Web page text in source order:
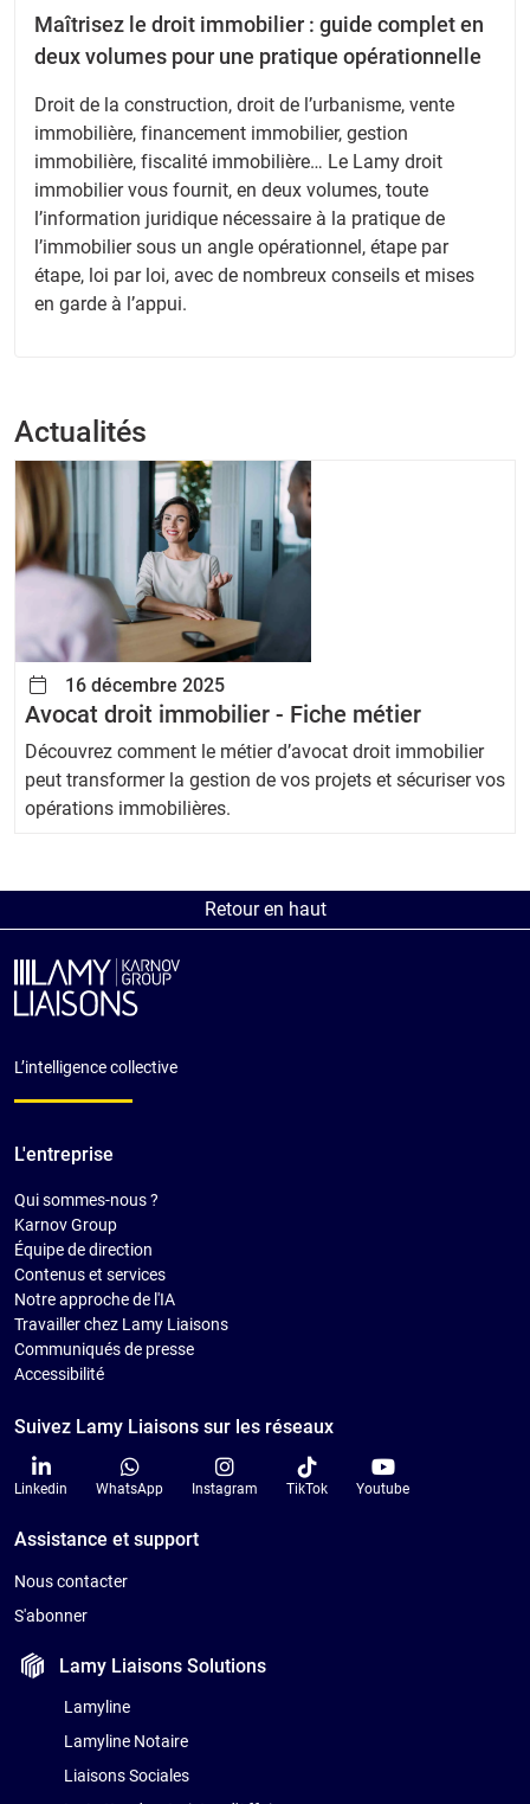
Maîtrisez le droit immobilier : guide complet en
deux volumes pour une pratique opérationnelle
Droit de la construction, droit de l’urbanisme, vente
immobilière, financement immobilier, gestion
immobilière, fiscalité immobilière… Le Lamy droit
immobilier vous fournit, en deux volumes, toute
l’information juridique nécessaire à la pratique de
l’immobilier sous un angle opérationnel, étape par
étape, loi par loi, avec de nombreux conseils et mises
en garde à l’appui.
Actualités
16 décembre 2025
Avocat droit immobilier - Fiche métier
Découvrez comment le métier d’avocat droit immobilier
peut transformer la gestion de vos projets et sécuriser vos
opérations immobilières.
Retour en haut
L’intelligence collective
L'entreprise
Qui sommes-nous ?
Karnov Group
Équipe de direction
Contenus et services
Notre approche de l'IA
Travailler chez Lamy Liaisons
Communiqués de presse
Accessibilité
Suivez Lamy Liaisons sur les réseaux
Linkedin WhatsApp Instagram TikTok Youtube
Assistance et support
Nous contacter
S'abonner
Lamy LiaisonsSolutions
Lamyline
Lamyline Notaire
Liaisons Sociales